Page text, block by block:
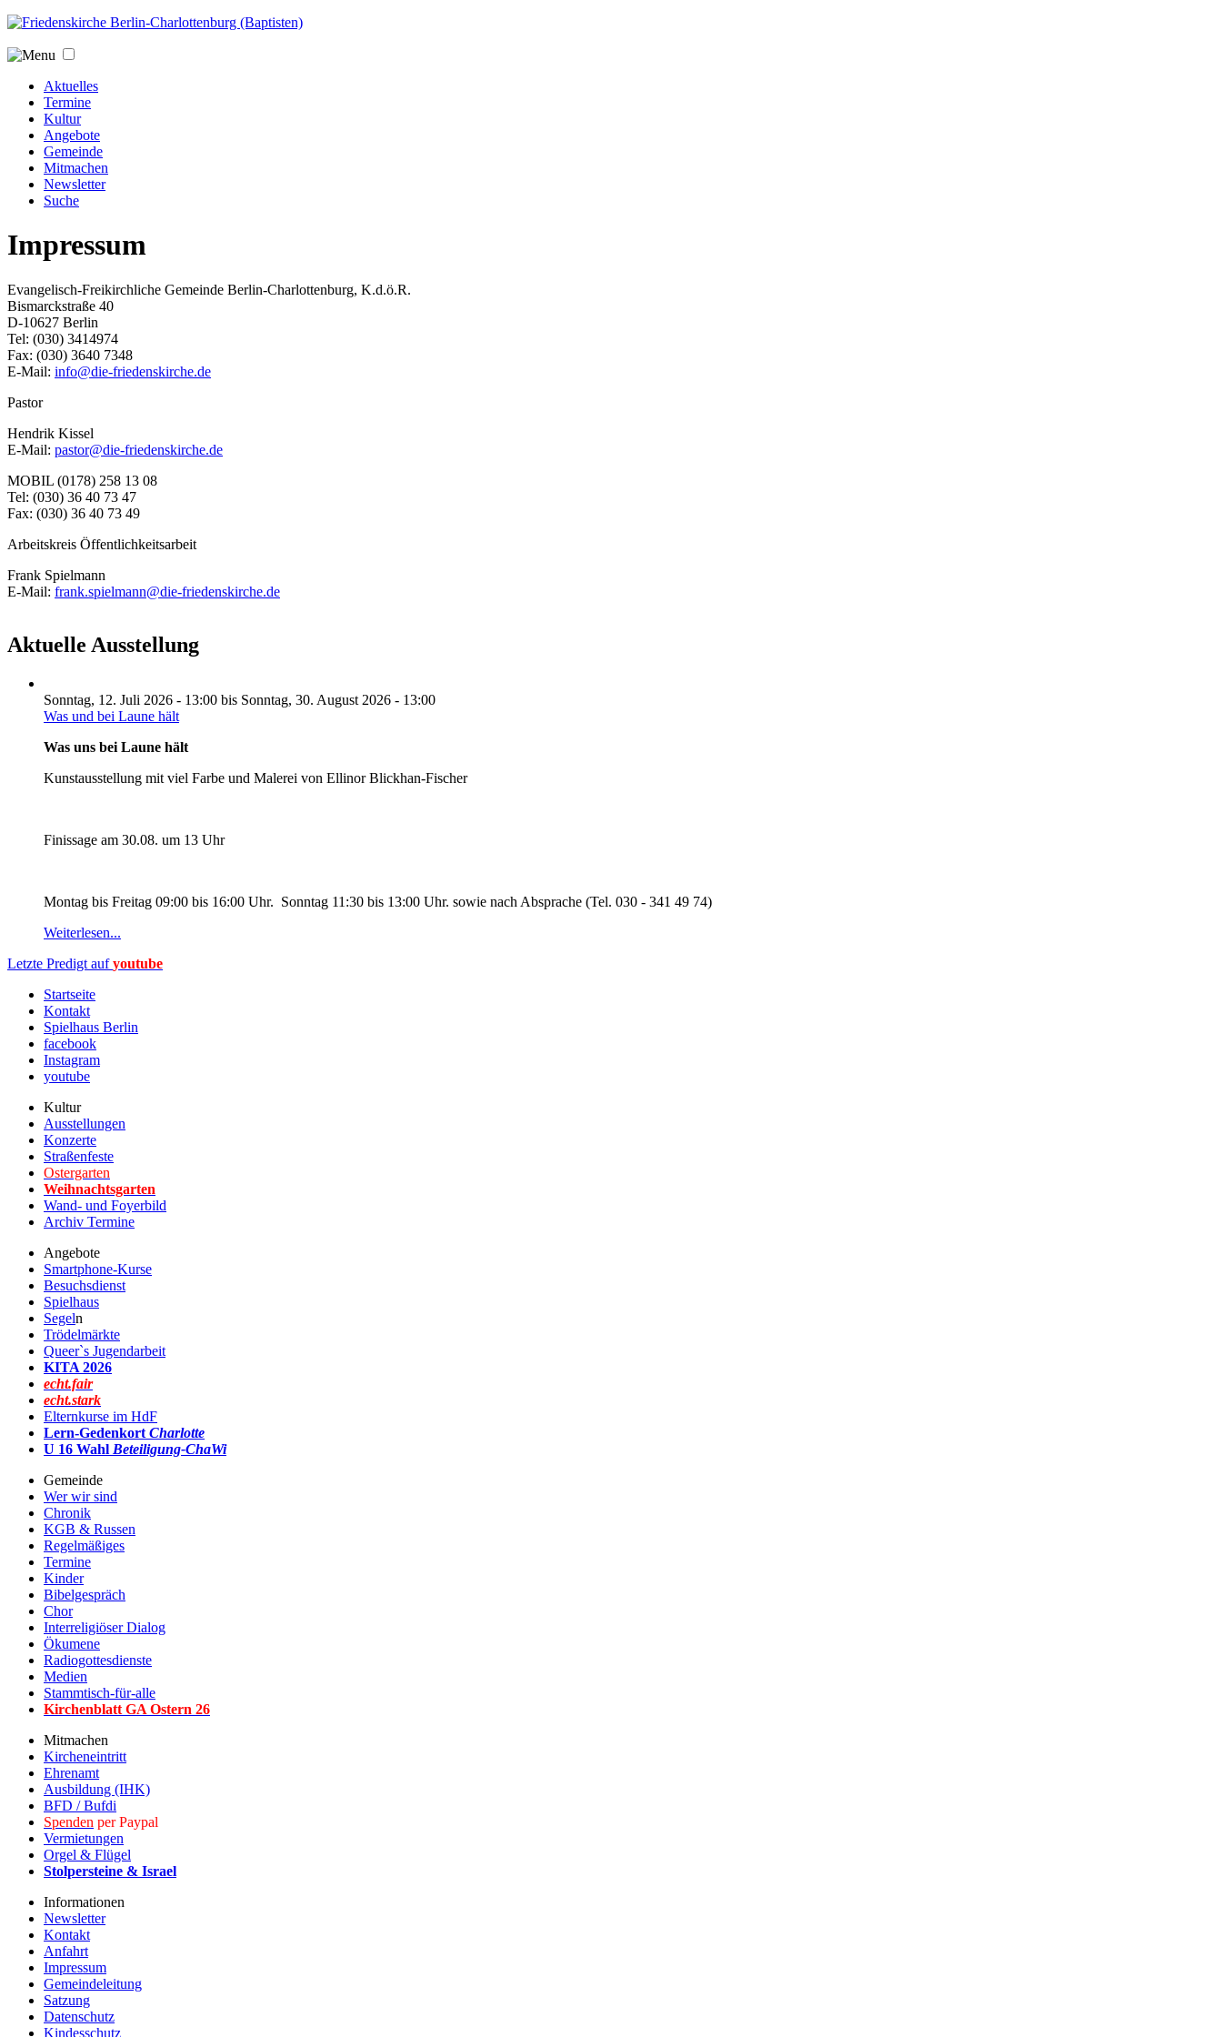
Jump to navigation
Aktuelles
Termine
Kultur
Angebote
Gemeinde
Mitmachen
Newsletter
Suche
Impressum
Evangelisch-Freikirchliche Gemeinde Berlin-Charlottenburg, K.d.ö.R.
Bismarckstraße 40
D-10627 Berlin
Tel: (030) 3414974
Fax: (030) 3640 7348
E-Mail: info@die-friedenskirche.de
Pastor
Hendrik Kissel
E-Mail: pastor@die-friedenskirche.de
MOBIL (0178) 258 13 08
Tel: (030) 36 40 73 47
Fax: (030) 36 40 73 49
Arbeitskreis Öffentlichkeitsarbeit
Frank Spielmann
E-Mail: frank.spielmann@die-friedenskirche.de
Aktuelle Ausstellung
Sonntag, 12. Juli 2026 - 13:00 bis Sonntag, 30. August 2026 - 13:00
Was und bei Laune hält
Was uns bei Laune hält
Kunstausstellung mit viel Farbe und Malerei von Ellinor Blickhan-Fischer
Finissage am 30.08. um 13 Uhr
Montag bis Freitag 09:00 bis 16:00 Uhr. Sonntag 11:30 bis 13:00 Uhr. sowie nach Absprache (Tel. 030 - 341 49 74)
Weiterlesen...
Letzte Predigt auf youtube
Startseite
Kontakt
Spielhaus Berlin
facebook
Instagram
youtube
Kultur
Ausstellungen
Konzerte
Straßenfeste
Ostergarten
Weihnachtsgarten
Wand- und Foyerbild
Archiv Termine
Angebote
Smartphone-Kurse
Besuchsdienst
Spielhaus
Segeln
Trödelmärkte
Queer`s Jugendarbeit
KITA 2026
echt.fair
echt.stark
Elternkurse im HdF
Lern-Gedenkort Charlotte
U 16 Wahl Beteiligung-ChaWi
Gemeinde
Wer wir sind
Chronik
KGB & Russen
Regelmäßiges
Termine
Kinder
Bibelgespräch
Chor
Interreligiöser Dialog
Ökumene
Radiogottesdienste
Medien
Stammtisch-für-alle
Kirchenblatt GA Ostern 26
Mitmachen
Kircheneintritt
Ehrenamt
Ausbildung (IHK)
BFD / Bufdi
Spenden per Paypal
Vermietungen
Orgel & Flügel
Stolpersteine & Israel
Informationen
Newsletter
Kontakt
Anfahrt
Impressum
Gemeindeleitung
Satzung
Datenschutz
Kindesschutz